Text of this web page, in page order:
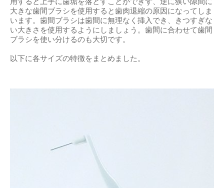
大きな歯間ブラシを使用すると歯肉退縮の原因になってしま
います。歯間ブラシは歯間に無理なく挿入でき、きつすぎな
い大きさを使用するようにしましょう。歯間に合わせて歯間
ブラシを使い分けるのも大切です。
以下に各サイズの特徴をまとめました。